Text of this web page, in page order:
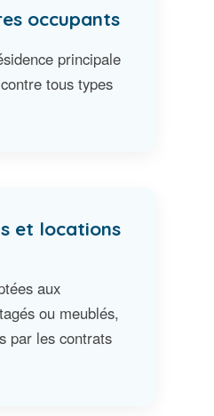
occupants
principale
tous types
et locations
aux
ou meublés,
par les contrats